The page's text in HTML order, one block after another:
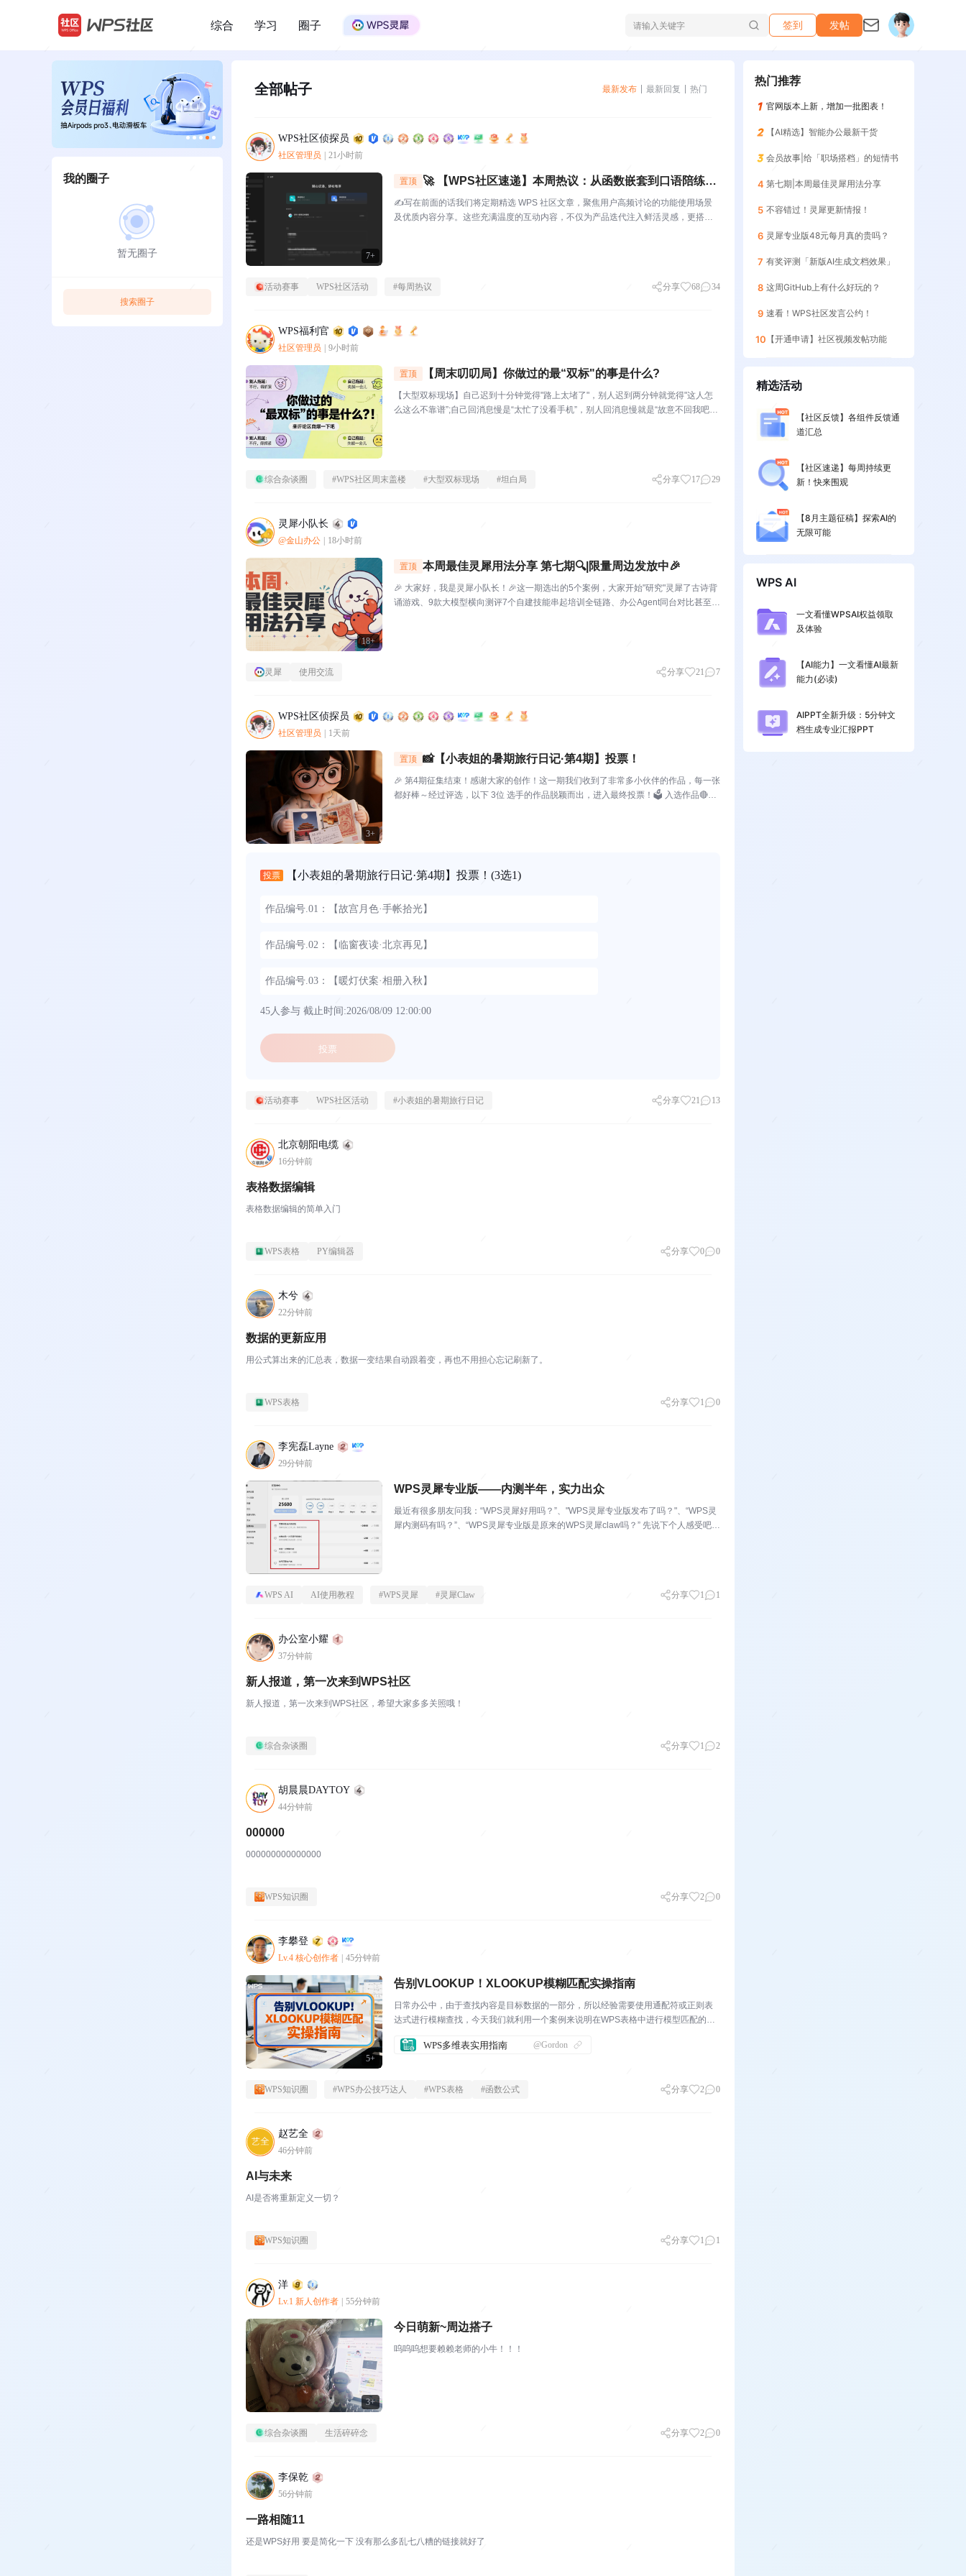
/
综合 学习 圈子 签到 发帖
我的圈子
暂无圈子
搜索圈子
全部帖子 最新发布 最新回复 热门
WPS社区侦探员
社区管理员 21小时前
7+
置顶
🚀 【WPS社区速递】本周热议：从函数嵌套到口语陪练，
这期社区创作者太会了！
✍️写在前面的话我们将定期精选 WPS 社区文章，聚焦用户高频讨论的功能使用场景
及优质内容分享。这些充满温度的互动内容，不仅为产品迭代注入鲜活灵感，更搭建
活动赛事 WPS社区活动 #每周热议 分享 68 34
WPS福利官
社区管理员 9小时前
置顶 【周末叨叨局】你做过的最“双标"的事是什么?
【大型双标现场】自己迟到十分钟觉得"路上太堵了"，别人迟到两分钟就觉得"这人怎
么这么不靠谱”;自己回消息慢是“太忙了没看手机”，别人回消息慢就是“故意不回我吧”
综合杂谈圈 #WPS社区周末盖楼 #大型双标现场 #坦白局 分享 17 29
灵犀小队长
@金山办公 18小时前
18+
置顶 本周最佳灵犀用法分享 第七期🔍|限量周边发放中🎉
🎉 大家好，我是灵犀小队长！🎉这一期选出的5个案例，大家开始"研究"灵犀了古诗背
诵游戏、9款大模型横向测评7个自建技能串起培训全链路、办公Agent同台对比甚至灵
灵犀 使用交流 分享 21 7
WPS社区侦探员
社区管理员 1天前
3+
置顶 📸【小表姐的暑期旅行日记·第4期】投票！
🎉 第4期征集结束！感谢大家的创作！这一期我们收到了非常多小伙伴的作品，每一张
都好棒～经过评选，以下 3位 选手的作品脱颖而出，进入最终投票！🗳️ 入选作品🔴作
投票 【小表姐的暑期旅行日记·第4期】投票！ (3选1)
作品编号.01：【故宫月色·手帐拾光】
作品编号.02：【临窗夜读·北京再见】
作品编号.03：【暖灯伏案·相册入秋】
45人参与 截止时间:2026/08/09 12:00:00
投票
活动赛事 WPS社区活动 #小表姐的暑期旅行日记 分享 21 13
北京朝阳电缆
16分钟前
表格数据编辑
表格数据编辑的简单入门
WPS表格 PY编辑器 分享 0 0
木兮
22分钟前
数据的更新应用
用公式算出来的汇总表，数据一变结果自动跟着变，再也不用担心忘记刷新了。
WPS表格 分享 1 0
李宪磊Layne
29分钟前
WPS灵犀专业版——内测半年，实力出众
最近有很多朋友问我：“WPS灵犀好用吗？”、"WPS灵犀专业版发布了吗？"、“WPS灵
犀内测码有吗？”、“WPS灵犀专业版是原来的WPS灵犀claw吗？” 先说下个人感受吧，
WPS AI AI使用教程 #WPS灵犀 #灵犀Claw 分享 1 1
办公室小耀
37分钟前
新人报道，第一次来到WPS社区
新人报道，第一次来到WPS社区，希望大家多多关照哦！
综合杂谈圈 分享 1 2
胡晨晨DAYTOY
44分钟前
000000
000000000000000
WPS知识圈 分享 2 0
李攀登
Lv.4 核心创作者 45分钟前
5+
告别VLOOKUP！XLOOKUP模糊匹配实操指南
日常办公中，由于查找内容是目标数据的一部分，所以经验需要使用通配符或正则表
达式进行模糊查找，今天我们就利用一个案例来说明在WPS表格中进行模型匹配的简
我手上的这张表，...
WPS多维表实用指南 @Gordon
WPS知识圈 #WPS办公技巧达人 #WPS表格 #函数公式 分享 2 0
赵艺全
46分钟前
AI与未来
AI是否将重新定义一切？
WPS知识圈 分享 1 1
洋
Lv.1 新人创作者 55分钟前
3+
今日萌新~周边搭子
呜呜呜想要赖赖老师的小牛！！！
综合杂谈圈 生活碎碎念 分享 2 0
李保乾
56分钟前
一路相随11
还是WPS好用 要是简化一下 没有那么多乱七八糟的链接就好了
热门推荐
官网版本上新，增加一批图表！
【AI精选】智能办公最新干货
会员故事|给「职场搭档」的短情书
4 第七期|本周最佳灵犀用法分享
5 不容错过！灵犀更新情报！
6 灵犀专业版48元每月真的贵吗？
7 有奖评测「新版AI生成文档效果」
8 这周GitHub上有什么好玩的？
9 速看！WPS社区发言公约！
10 【开通申请】社区视频发帖功能
精选活动
【社区反馈】各组件反馈通
道汇总
【社区速递】每周持续更
新！快来围观
【8月主题征稿】探索AI的
无限可能
WPS AI
一文看懂WPSAI权益领取
及体验
【AI能力】一文看懂AI最新
能力(必读)
AIPPT全新升级：5分钟文
档生成专业汇报PPT